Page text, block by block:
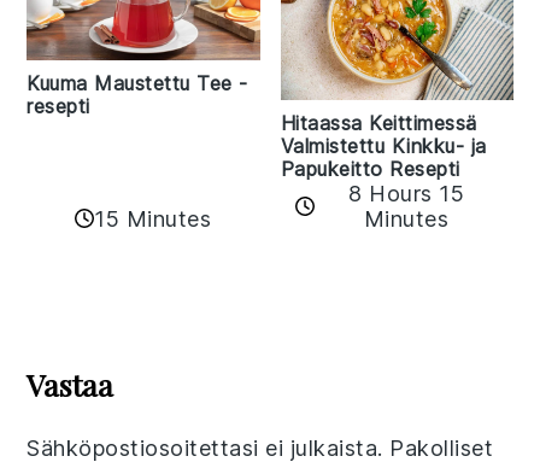
Kuuma Maustettu Tee -
resepti
15 Minutes
Hitaassa Keittimessä
Valmistettu Kinkku- ja
Papukeitto Resepti
8 Hours 15
Minutes
Interactions
Vastaa
Sähköpostiosoitettasi ei julkaista. Pakolliset